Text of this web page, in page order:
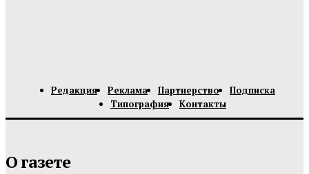
Редакция Реклама Партнерство
Подписка
Типография
Контакты
О газете